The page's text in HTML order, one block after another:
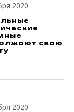
2020
свою
2020